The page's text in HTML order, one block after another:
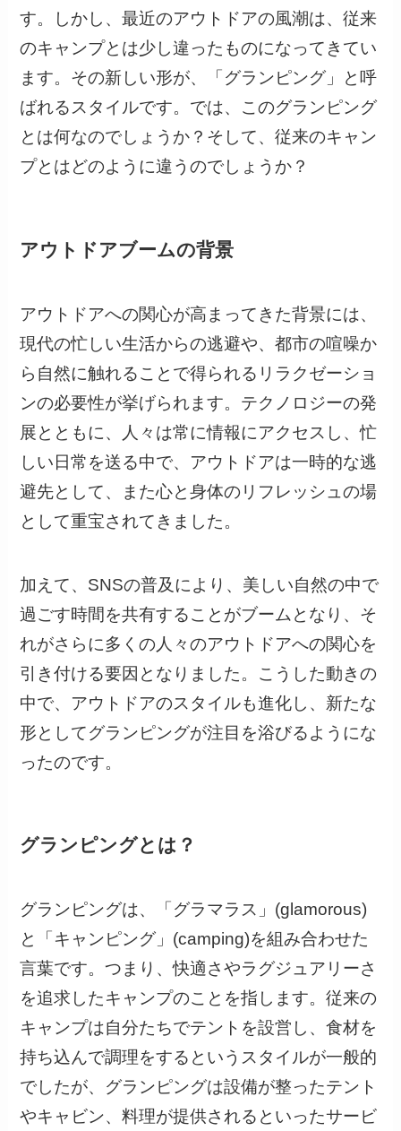
す。しかし、最近のアウトドアの風潮は、従来
のキャンプとは少し違ったものになってきてい
ます。その新しい形が、「グランピング」と呼
ばれるスタイルです。では、このグランピング
とは何なのでしょうか？そして、従来のキャン
プとはどのように違うのでしょうか？
アウトドアブームの背景
アウトドアへの関心が高まってきた背景には、
現代の忙しい生活からの逃避や、都市の喧噪か
ら自然に触れることで得られるリラクゼーショ
ンの必要性が挙げられます。テクノロジーの発
展とともに、人々は常に情報にアクセスし、忙
しい日常を送る中で、アウトドアは一時的な逃
避先として、また心と身体のリフレッシュの場
として重宝されてきました。
加えて、SNSの普及により、美しい自然の中で
過ごす時間を共有することがブームとなり、そ
れがさらに多くの人々のアウトドアへの関心を
引き付ける要因となりました。こうした動きの
中で、アウトドアのスタイルも進化し、新たな
形としてグランピングが注目を浴びるようにな
ったのです。
グランピングとは？
グランピングは、「グラマラス」(glamorous)
と「キャンピング」(camping)を組み合わせた
言葉です。つまり、快適さやラグジュアリーさ
を追求したキャンプのことを指します。従来の
キャンプは自分たちでテントを設営し、食材を
持ち込んで調理をするというスタイルが一般的
でしたが、グランピングは設備が整ったテント
やキャビン、料理が提供されるといったサービ